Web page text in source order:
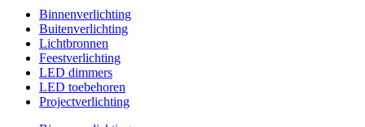
Binnenverlichting
Buitenverlichting
Lichtbronnen
Feestverlichting
LED dimmers
LED toebehoren
Projectverlichting